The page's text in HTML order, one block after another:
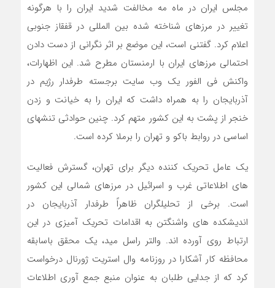
مجلس ایران در ماه مه مخالفت شدید ایران را با هرگونه
تغییر در مرزهای شناخته شده بین المللی در قفقاز جنوبی
اعلام کرد. گفتنی است، این موضع بر اثر نگرانی از دست دادن
احتمالی مرزهای ایران با ارمنستان مطرح شد. این اظهارات،
واکنش فی الفور یک وب سایت برجسته طرفدار رژیم در
آذربایجان را به همراه داشت که ایران را به خیانت و زدن
خنجر از پشت به این کشور متهم کرد. چنین حوادثی تنشهای
اساسی در روابط باکو و تهران را برملا کرده است.
یک عامل تحریک کننده دیگر برای تهران، گسترش فعالیت
های اطلاعاتی غرب و اسرائیل در مرزهای شمالی این کشور
است. برخی از تحلیلگران ظاهراً طرفدار آذربایجان در
اندیشکده های واشنگتن به اقدامات تحریک آمیزی در این
ارتباط روی آورده اند. والتر راسل مید، یک محقق باسابقه
محافظه کار آشکارا در روزنامه وال استریت ژورنال درخواست
کرد که از جدایی طلبان به عنوان منبع جمع آوری اطلاعات